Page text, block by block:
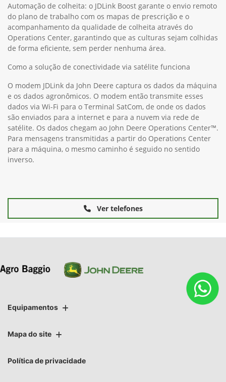
Automação de colheita: o JDLink Boost garante o envio remoto
do plano de trabalho com os mapas de prescrição e o
acompanhamento da qualidade de colheita através do
Operations Center, garantindo que as culturas sejam colhidas
de forma eficiente, sem perder nenhuma área.
Como a solução de conectividade via satélite funciona
O modem JDLink da John Deere captura os dados da máquina
e os dados agronômicos. O modem então transmite esses
dados via Wi-Fi para o Terminal SatCom, de onde os dados
são enviados para a internet e para a nuvem via rede de
satélite. Os dados chegam ao John Deere Operations Center™.
Para mensagens transmitidas a partir do Operations Center
para a máquina, o mesmo caminho é seguido no sentido
inverso.
Ver telefones
Equipamentos
Mapa do site
Política de privacidade